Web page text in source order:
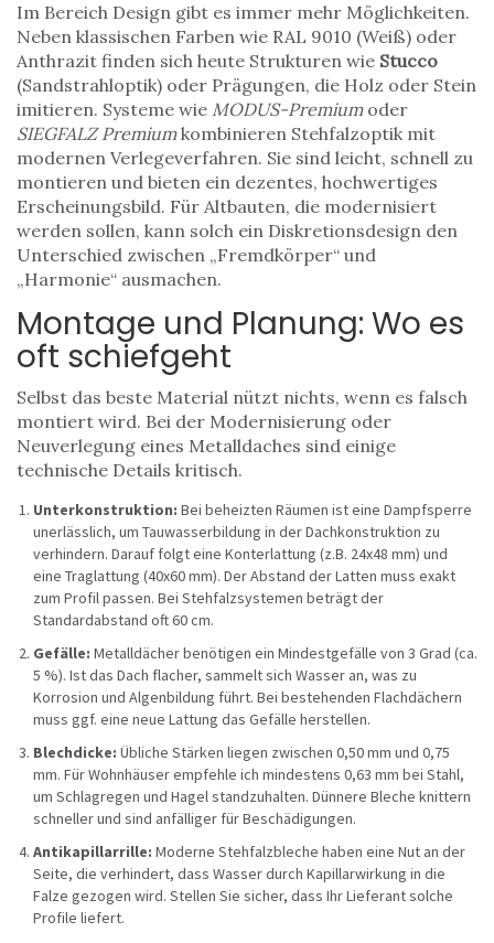
Im Bereich Design gibt es immer mehr Möglichkeiten.
Neben klassischen Farben wie RAL 9010 (Weiß) oder
Anthrazit finden sich heute Strukturen wie Stucco
(Sandstrahloptik) oder Prägungen, die Holz oder Stein
imitieren. Systeme wie MODUS-Premiumoder
SIEGFALZ Premiumkombinieren Stehfalzoptik mit
modernen Verlegeverfahren. Sie sind leicht, schnell zu
montieren und bieten ein dezentes, hochwertiges
Erscheinungsbild. Für Altbauten, die modernisiert
werden sollen, kann solch ein Diskretionsdesign den
Unterschied zwischen „Fremdkörper“ und
„Harmonie“ ausmachen.
Montage und Planung: Wo es
oft schiefgeht
Selbst das beste Material nützt nichts, wenn es falsch
montiert wird. Bei der Modernisierung oder
Neuverlegung eines Metalldaches sind einige
technische Details kritisch.
Unterkonstruktion: Bei beheizten Räumen ist eine Dampfsperre
unerlässlich, um Tauwasserbildung in der Dachkonstruktion zu
verhindern. Darauf folgt eine Konterlattung (z.B. 24x48 mm) und
eine Traglattung (40x60 mm). Der Abstand der Latten muss exakt
zum Profil passen. Bei Stehfalzsystemen beträgt der
Standardabstand oft 60 cm.
Gefälle: Metalldächer benötigen ein Mindestgefälle von 3 Grad (ca.
5 %). Ist das Dach flacher, sammelt sich Wasser an, was zu
Korrosion und Algenbildung führt. Bei bestehenden Flachdächern
muss ggf. eine neue Lattung das Gefälle herstellen.
Blechdicke: Übliche Stärken liegen zwischen 0,50 mm und 0,75
mm. Für Wohnhäuser empfehle ich mindestens 0,63 mm bei Stahl,
um Schlagregen und Hagel standzuhalten. Dünnere Bleche knittern
schneller und sind anfälliger für Beschädigungen.
Antikapillarrille: Moderne Stehfalzbleche haben eine Nut an der
Seite, die verhindert, dass Wasser durch Kapillarwirkung in die
Falze gezogen wird. Stellen Sie sicher, dass Ihr Lieferant solche
Profile liefert.